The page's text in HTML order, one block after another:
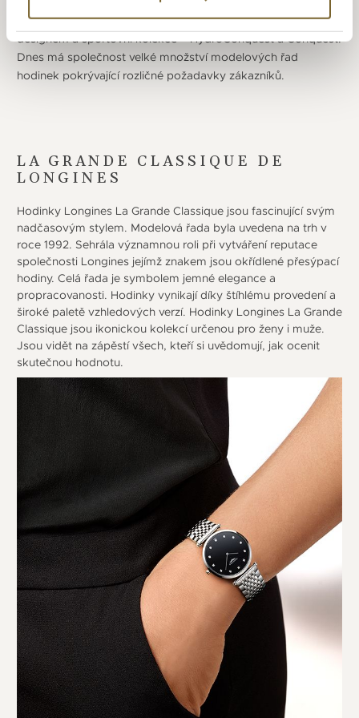
představila kolekcí Master, mechanické hodinky s elegantním
designem a sportovní kolekce – HydroConquest a Conquest.
Dnes má společnost velké množství modelových řad
hodinek pokrývající rozličné požadavky zákazníků.
LA GRANDE CLASSIQUE DE
LONGINES
Hodinky Longines La Grande Classique jsou fascinující svým
nadčasovým stylem. Modelová řada byla uvedena na trh v
roce 1992. Sehrála významnou roli při vytváření reputace
společnosti Longines jejímž znakem jsou okřídlené přesýpací
hodiny. Celá řada je symbolem jemné elegance a
propracovanosti. Hodinky vynikají díky štíhlému provedení a
široké paletě vzhledových verzí. Hodinky Longines La Grande
Classique jsou ikonickou kolekcí určenou pro ženy i muže.
Jsou vidět na zápěstí všech, kteří si uvědomují, jak ocenit
skutečnou hodnotu.